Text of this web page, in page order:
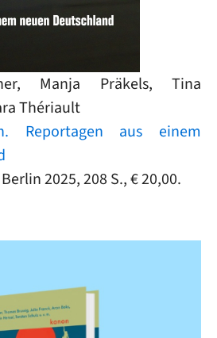
Manja Präkels, Tina
Thériault
Reportagen aus einem
2025, 208 S., € 20,00.